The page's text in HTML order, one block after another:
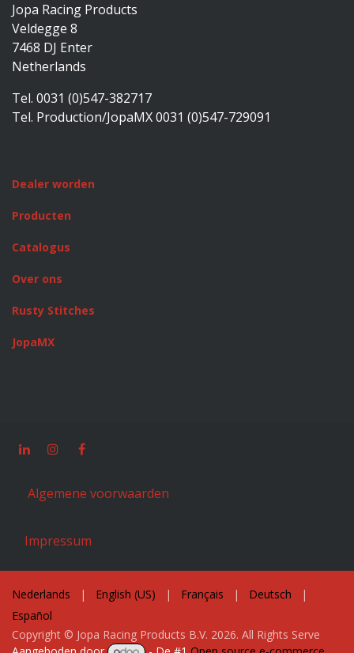
Jopa Racing Products
Veldegge 8
7468 DJ Enter
Netherlands
Tel. 0031 (0)547-382717
Tel. Production/JopaMX 0031 (0)547-729091
Dealer worden
Producten
Catalogus
Over ons
Rusty Stitches
JopaMX
Algemene voorwaarden
Impressum
Copyright © Jopa Racing Products B.V. 2026. All Rights Serve
Nederlands | English (US) | Français | Deutsch
|
Español